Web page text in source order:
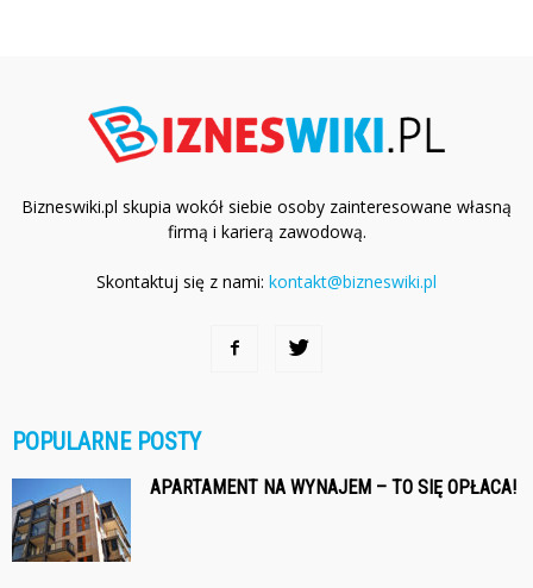
Bizneswiki.pl skupia wokół siebie osoby zainteresowane własną
firmą i karierą zawodową.
Skontaktuj się z nami: kontakt@bizneswiki.pl
POPULARNE POSTY
APARTAMENT NA WYNAJEM – TO SIĘ OPŁACA!